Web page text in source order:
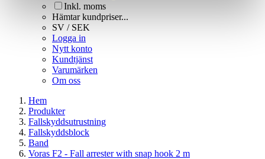
Inkl. moms
Hämtar kundpriser...
SV / SEK
Logga in
Nytt konto
Kundtjänst
Varumärken
Om oss
Hem
Produkter
Fallskyddsutrustning
Fallskyddsblock
Band
Voras F2 - Fall arrester with snap hook 2 m